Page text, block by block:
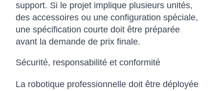
support. Si le projet implique plusieurs unités,
des accessoires ou une configuration spéciale,
une spécification courte doit être préparée
avant la demande de prix finale.
Sécurité, responsabilité et conformité
La robotique professionnelle doit être déployée